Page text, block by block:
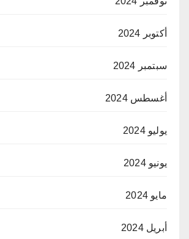
أكتوبر 2024
سبتمبر 2024
أغسطس 2024
يوليو 2024
يونيو 2024
مايو 2024
أبريل 2024